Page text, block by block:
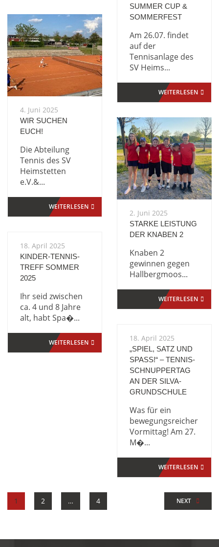
SUMMER CUP &
SOMMERFEST
Am 26.07. findet
auf der
Tennisanlage des
SV Heims...
WEITERLESEN
4. Juni 2025
WIR SUCHEN
EUCH!
Die Abteilung
Tennis des SV
Heimstetten
e.V.&...
WEITERLESEN
2. Juni 2025
STARKE LEISTUNG
DER KNABEN 2
Knaben 2
gewinnen gegen
Hallbergmoos...
WEITERLESEN
18. April 2025
KINDER-TENNIS-
TREFF SOMMER
2025
Ihr seid zwischen
ca. 4 und 8 Jahre
alt, habt Spa�...
WEITERLESEN 18. April 2025
„SPIEL, SATZ UND
SPASS!“ – TENNIS-S
CHNUPPERTAG A
N DER SILVA-G
RUNDSCHULE
Was für ein
bewegungsreicher
Vormittag! Am 27.
M�...
WEITERLESEN
1 2 … 4 NEXT